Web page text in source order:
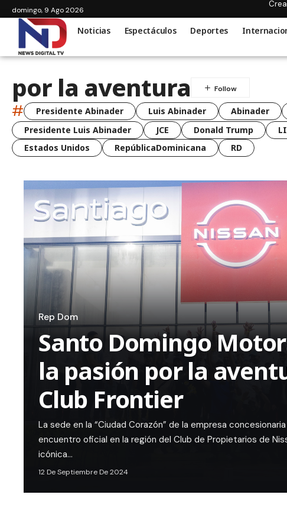
domingo, 9 Ago 2026
Noticias Espectáculos Deportes
por la aventura
# Presidente Abinader Luis Abinader Abinader
Presidente Luis Abinader
JCE Donald Trump
Estados Unidos
RepúblicaDominicana RD
Rep Dom
Santo Domingo
la pasión por la
Club Frontier
La sede en la “Ciudad Corazón” de la empresa
encuentro oficial en la región del Club de Propietarios de
icónica…
12 De Septiembre De 2024